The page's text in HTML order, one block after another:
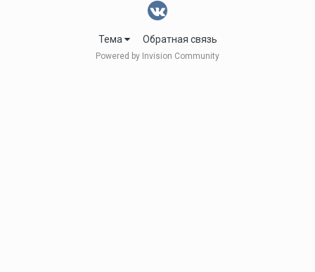
Тема Обратная связь
Powered by Invision Community